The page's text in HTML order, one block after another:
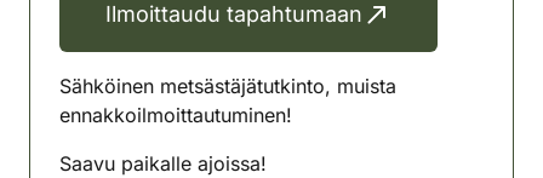
Ilmoittaudu tapahtumaan
Sähköinen metsästäjätutkinto, muista
ennakkoilmoittautuminen!
Saavu paikalle ajoissa!